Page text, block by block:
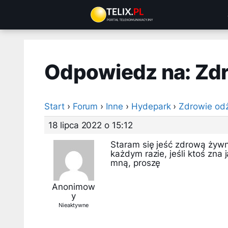
treści
Odpowiedz na:
Start › Forum › Inne › Hydepark › Zdrowie
18 lipca 2022 o 15:12
Anonimow
y
Nieaktywne
Staram się jeść zdrową
każdym razie, jeśli ktoś zna
mną, proszę